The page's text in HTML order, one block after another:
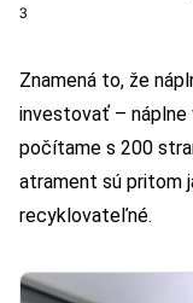
3
Znamená to, že
investovať – náplne
počítame s 200
atrament sú pritom
recyklovateľné.